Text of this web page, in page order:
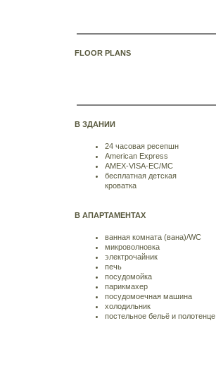
FLOOR PLANS
В ЗДАНИИ
24 часовая ресепшн
American Express
AMEX-VISA-EC/MC
бесплатная детская
кроватка
В АПАРТАМЕНТАХ
ванная комната (вана)/WC
микроволновка
электрочайник
печь
посудомойка
парикмахер
посудомоечная машина
холодильник
постельное бельё и полотенце